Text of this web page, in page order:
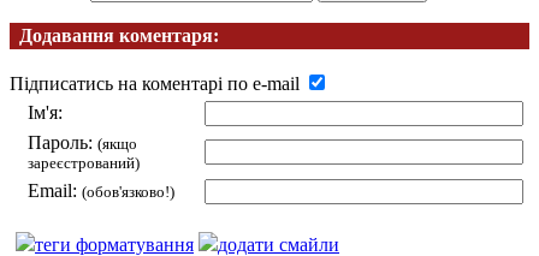
Додавання коментаря:
Підписатись на коментарі по e-mail
Ім'я:
Пароль: (якщо
зареєстрований)
Email: (обов'язково!)
теги форматування додати смайли